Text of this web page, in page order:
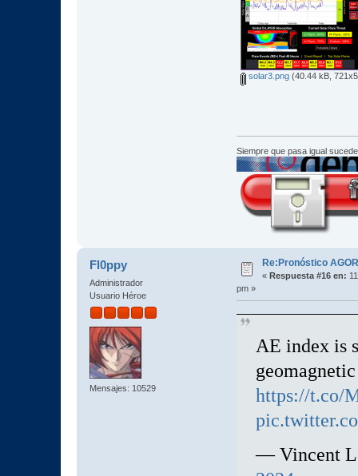
solar3.png(40.44 kB,
Siempre que pasa igual
Fl0ppy
Administrador
Usuario Héroe
Mensajes: 10529
Re:Pronóstico
« Respuesta #16 en:
pm »
AE index is
https://t.co/
— Vincent